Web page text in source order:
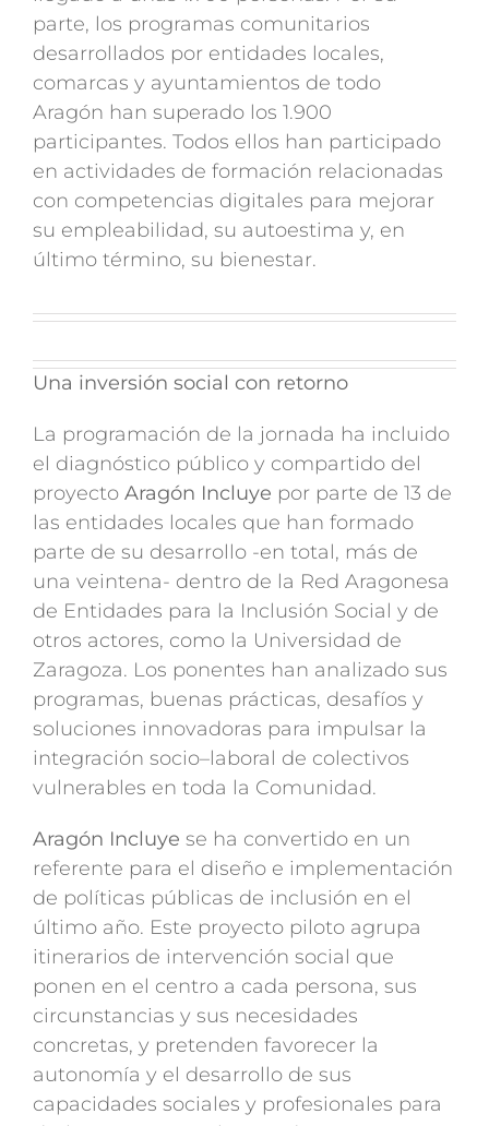
parte, los programas comunitarios
desarrollados por entidades locales,
comarcas y ayuntamientos de todo
Aragón han superado los 1.900
participantes. Todos ellos han participado
en actividades de formación relacionadas
con competencias digitales para mejorar
su empleabilidad, su autoestima y, en
último término, su bienestar.
Una inversión social con retorno
La programación de la jornada ha incluido
el diagnóstico público y compartido del
proyecto Aragón Incluye por parte de 13 de
las entidades locales que han formado
parte de su desarrollo -en total, más de
una veintena- dentro de la Red Aragonesa
de Entidades para la Inclusión Social y de
otros actores, como la Universidad de
Zaragoza. Los ponentes han analizado sus
programas, buenas prácticas, desafíos y
soluciones innovadoras para impulsar la
integración socio–laboral de colectivos
vulnerables en toda la Comunidad.
Aragón Incluye se ha convertido en un
referente para el diseño e implementación
de políticas públicas de inclusión en el
último año. Este proyecto piloto agrupa
itinerarios de intervención social que
ponen en el centro a cada persona, sus
circunstancias y sus necesidades
concretas, y pretenden favorecer la
autonomía y el desarrollo de sus
capacidades sociales y profesionales para